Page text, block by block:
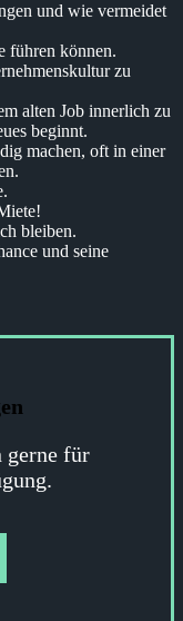
und wie vermeidet
führen können.
zu
alten Job innerlich zu
beginnt.
machen, oft in einer
bleiben.
und seine
gerne für